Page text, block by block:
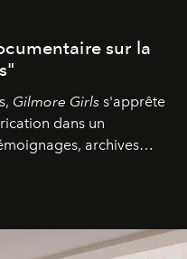
sur la
Gilmore Girls s'apprête
dans un
archives
d'un phénomène